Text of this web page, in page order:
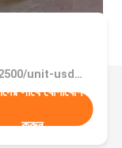
মূল্য：usd52500/unit-usd56500/unit
সাথে যোগাযোগ
করুন